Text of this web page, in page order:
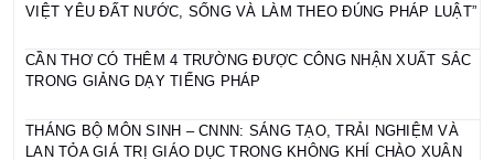
VIỆT YÊU ĐẤT NƯỚC, SỐNG VÀ LÀM THEO ĐÚNG PHÁP LUẬT”
CẦN THƠ CÓ THÊM 4 TRƯỜNG ĐƯỢC CÔNG NHẬN XUẤT SẮC
TRONG GIẢNG DẠY TIẾNG PHÁP
THÁNG BỘ MÔN SINH – CNNN: SÁNG TẠO, TRẢI NGHIỆM VÀ
LAN TỎA GIÁ TRỊ GIÁO DỤC TRONG KHÔNG KHÍ CHÀO XUÂN